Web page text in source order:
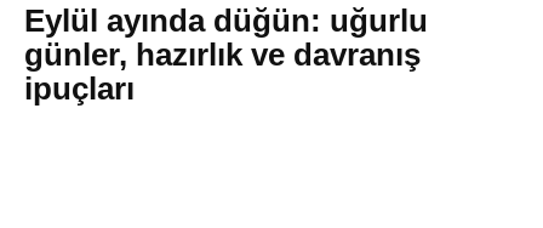
Eylül ayında düğün: uğurlu
günler, hazırlık ve davranış
ipuçları